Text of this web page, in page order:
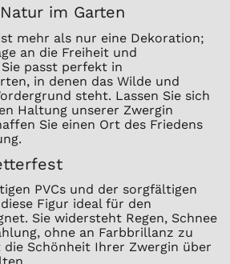
im Garten
mehr als nur eine Dekoration;
an die Freiheit und
passt perfekt in
in denen das Wilde und
steht. Lassen Sie sich
Haltung unserer Zwergin
Sie einen Ort des Friedens
PVCs und der sorgfältigen
Figur ideal für den
Sie widersteht Regen, Schnee
ohne an Farbbrillanz zu
Schönheit Ihrer Zwergin über